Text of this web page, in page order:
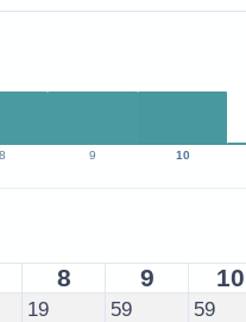
8 9 10
8 9 10
19 59 59